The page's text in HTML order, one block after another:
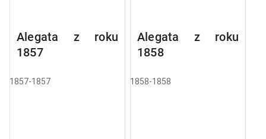
Alegata z roku
1857
1857-1857
Alegata z roku
1858
1858-1858